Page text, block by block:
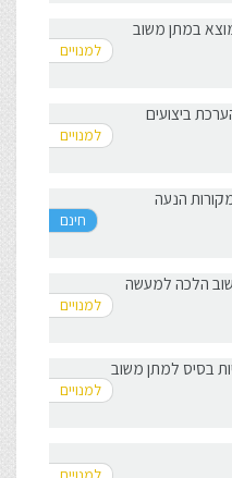
במתן משוב
ביצועים
הנעה
הלכה למעשה
בסיס למתן משוב